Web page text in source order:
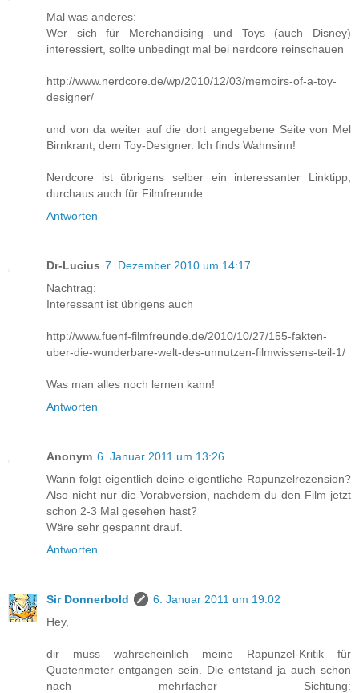
Mal was anderes:
Wer sich für Merchandising und Toys (auch Disney)
interessiert, sollte unbedingt mal bei nerdcore reinschauen
http://www.nerdcore.de/wp/2010/12/03/memoirs-of-a-toy-
designer/
und von da weiter auf die dort angegebene Seite von Mel
Birnkrant, dem Toy-Designer. Ich finds Wahnsinn!
Nerdcore ist übrigens selber ein interessanter Linktipp,
durchaus auch für Filmfreunde.
Antworten
Dr-Lucius 7. Dezember 2010 um 14:17
Nachtrag:
Interessant ist übrigens auch
http://www.fuenf-filmfreunde.de/2010/10/27/155-fakten-
uber-die-wunderbare-welt-des-unnutzen-filmwissens-teil-1/
Was man alles noch lernen kann!
Antworten
Anonym 6. Januar 2011 um 13:26
Wann folgt eigentlich deine eigentliche Rapunzelrezension?
Also nicht nur die Vorabversion, nachdem du den Film jetzt
schon 2-3 Mal gesehen hast?
Wäre sehr gespannt drauf.
Antworten
Sir Donnerbold
6. Januar 2011 um 19:02
Hey,
dir muss wahrscheinlich meine Rapunzel-Kritik für
Quotenmeter entgangen sein. Die entstand ja auch schon
nach mehrfacher Sichtung: